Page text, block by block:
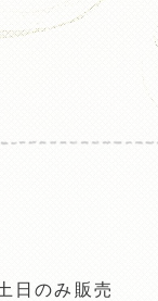
のみ販売